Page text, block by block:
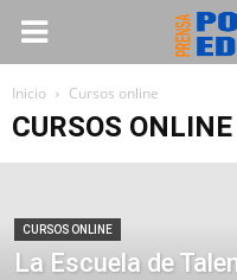
Inicio Cursos online
CURSOS ONLINE
CURSOS ONLINE
La Escuela de